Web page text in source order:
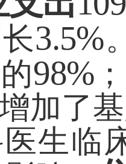
3.5%
98%
加了
生临